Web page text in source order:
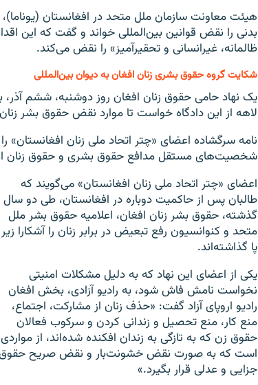
هیئت معاونت سازمان ملل متحد در افغانستان (یوناما)،
بدنی را نقض قوانین بین‌المللی خواند و گفت که این
ظالمانه، غیرانسانی و تحقیرآمیز» را نقض می‌کند.
شکایت گروه حقوق بشری زنان افغان به دیوان بین‌المللی
یک نهاد حامی حقوق زنان افغان روز دوشنبه، ششم آذر،
لاهه از این دادگاه خواست تا موارد نقض حقوق بشر
نامه سرگشاده اعضای «چتر اتحاد ملی زنان افغانستان»
شخصیت‌های مستقل مدافع حقوق بشری و حقوق زنان
اعضای «چتر اتحاد ملی زنان افغانستان» می‌گویند که
طالبان پس از حاکمیت دوباره در افغانستان، طی دو سال
گذشته، حقوق بشر زنان افغان، اعلامیه حقوق بشر ملل
متحد و کنوانسیون رفع تبعیض در برابر زنان را آشکارا زیر
پا گذاشته‌اند.
یکی از اعضای این نهاد که به دلیل مشکلات امنیتی
نخواست نامش فاش شود، به رادیو آزادی، بخش افغان
رادیو اروپای آزاد گفت: «حذف زنان از مشارکت، اجتماع،
منع کار، منع تحصیل و زندانی کردن و سرکوب فعالان
حقوق زن که به تازگی به زندان افکنده شده‌اند، از مواردی
است که به صورت نقض خشونت‌بار و نقض صریح حقوق
جزایی و عدلی قرار بگیرد.»